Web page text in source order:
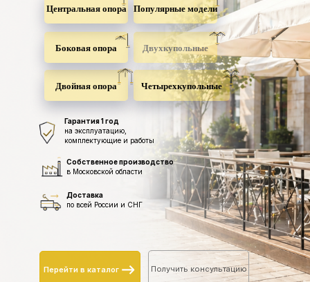
Центральная опора
Четырехкупольные
Двухкупольные
Популярные модели
Двойная опора
Боковая опора
Гарантия 1 год
на эксплуатацию,
комплектующие и работы
Собственное производство
в Московской области
Доставка
по всей России и СНГ
Перейти в каталог Получить консультацию